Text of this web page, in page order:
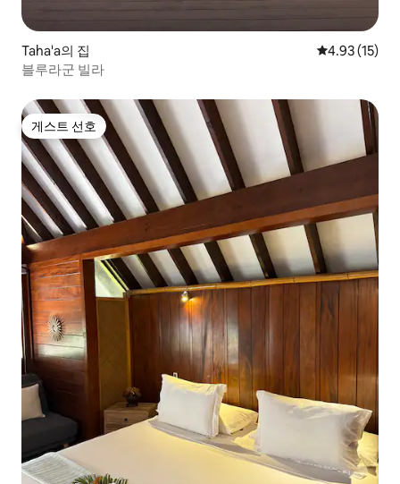
Taha'a의 집 평점 4.93점
4.93 (15)
블루라군 빌라
게스트 선호
게스트 선호